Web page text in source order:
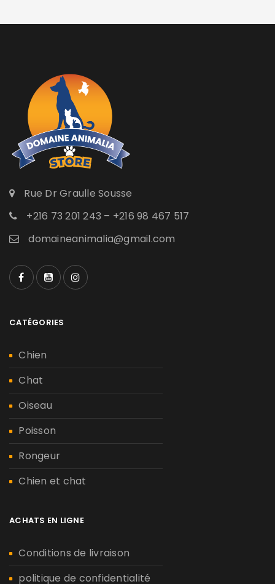
Rue Dr Graulle Sousse
+216 73 201 243 – +216 98 467 517
domaineanimalia@gmail.com
CATÉGORIES
Chien
Chat
Oiseau
Poisson
Rongeur
Chien et chat
ACHATS EN LIGNE
Conditions de livraison
politique de confidentialité